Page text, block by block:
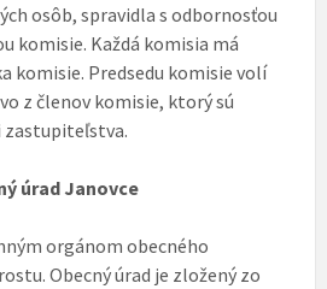
osôb, spravidla s odbornosťou
komisie. Každá komisia má
komisie. Predsedu komisie volí
z členov komisie, ktorý sú
zastupiteľstva.
úrad Janovce
orgánom obecného
Obecný úrad je zložený zo